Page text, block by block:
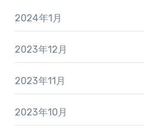
2024年1月
2023年12月
2023年11月
2023年10月